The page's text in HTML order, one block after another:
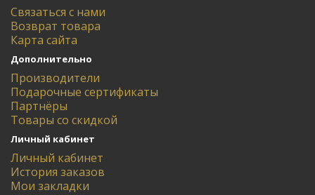
Связаться с нами
Возврат товара
Карта сайта
Дополнительно
Производители
Подарочные сертификаты
Партнёры
Товары со скидкой
Личный кабинет
Личный кабинет
История заказов
Мои закладки